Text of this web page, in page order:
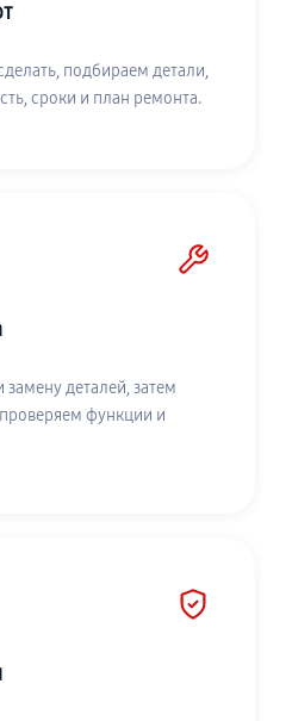
подбираем детали,
сроки и план ремонта.
деталей, затем
функции и